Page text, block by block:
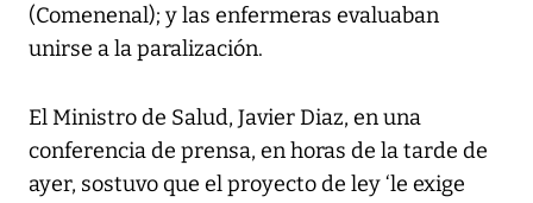
(Comenenal); y las enfermeras evaluaban
unirse a la paralización.
El Ministro de Salud, Javier Diaz, en una
conferencia de prensa, en horas de la tarde de
ayer, sostuvo que el proyecto de ley ‘le exige